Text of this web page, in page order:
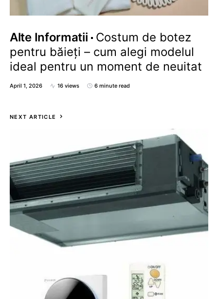
Alte Informatii
Costum de botez
pentru băieți – cum alegi modelul
ideal pentru un moment de neuitat
April 1, 2026 16 views 6 minute read
NEXT ARTICLE